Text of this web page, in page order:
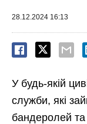
28.12.2024 16:13
У будь-якій
служби, які
бандеролей та